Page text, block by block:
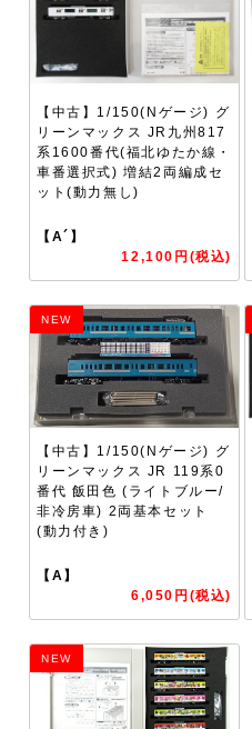
【中古】1/150(Nゲージ) グ
リーンマックス JR九州817
系1600番代(福北ゆたか線・
車番選択式) 増結2両編成セ
ット(動力無し)
【A´】
12,100円(税込)
NEW
【中古】1/150(Nゲージ) グ
リーンマックス JR 119系0
番代 飯田色 (ライトブルー/
非冷房車) 2両基本セット
(動力付き)
【A】
6,050円(税込)
NEW